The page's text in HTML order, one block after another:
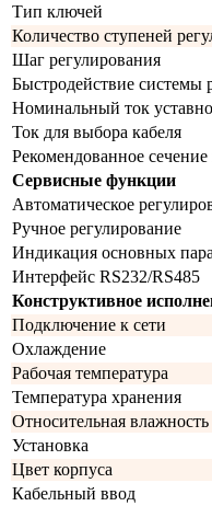
Тип ключей
Количество ступеней
Шаг регулирования
Быстродействие системы
Номинальный ток
Ток для выбора кабеля
Рекомендованное
Сервисные функции
Автоматическое
Ручное регулирование
Индикация основных
Интерфейс RS232/RS485
Конструктивное
Подключение к сети
Охлаждение
Рабочая температура
Температура хранения
Относительная влажность
Установка
Цвет корпуса
Кабельный ввод